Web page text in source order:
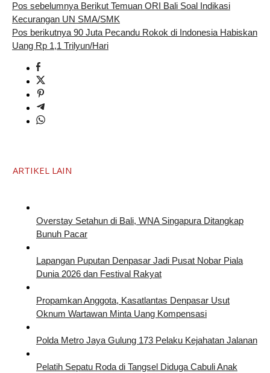
Pos sebelumnyaBerikut Temuan ORI Bali Soal Indikasi
Kecurangan UN SMA/SMK
Pos berikutnya90 Juta Pecandu Rokok di Indonesia Habiskan
Uang Rp 1,1 Trilyun/Hari
ARTIKEL LAIN
Overstay Setahun di Bali, WNA Singapura Ditangkap
Bunuh Pacar
Lapangan Puputan Denpasar Jadi Pusat Nobar Piala
Dunia 2026 dan Festival Rakyat
Propamkan Anggota, Kasatlantas Denpasar Usut
Oknum Wartawan Minta Uang Kompensasi
Polda Metro Jaya Gulung 173 Pelaku Kejahatan Jalanan
Pelatih Sepatu Roda di Tangsel Diduga Cabuli Anak